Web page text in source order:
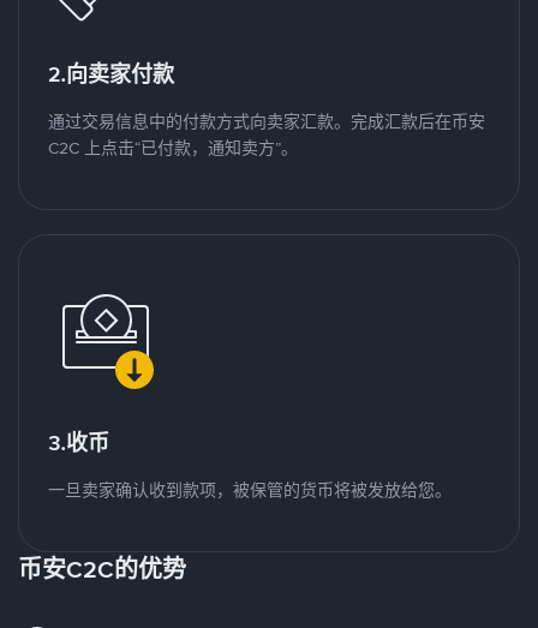
2.向卖家付款
通过交易信息中的付款方式向卖家汇款。完成汇款后在币安
C2C 上点击“已付款，通知卖方”。
3.收币
一旦卖家确认收到款项，被保管的货币将被发放给您。
币安C2C的优势